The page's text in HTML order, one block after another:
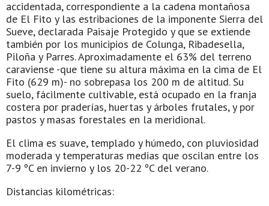
accidentada, correspondiente a la cadena montañosa
de El Fito y las estribaciones de la imponente Sierra del
Sueve, declarada Paisaje Protegido y que se extiende
también por los municipios de Colunga, Ribadesella,
Piloña y Parres. Aproximadamente el 63% del terreno
caraviense -que tiene su altura máxima en la cima de El
Fito (629 m)- no sobrepasa los 200 m de altitud. Su
suelo, fácilmente cultivable, está ocupado en la franja
costera por praderías, huertas y árboles frutales, y por
pastos y masas forestales en la meridional.
El clima es suave, templado y húmedo, con pluviosidad
moderada y temperaturas medias que oscilan entre los
7-9 ºC en invierno y los 20-22 ºC del verano.
Distancias kilométricas: